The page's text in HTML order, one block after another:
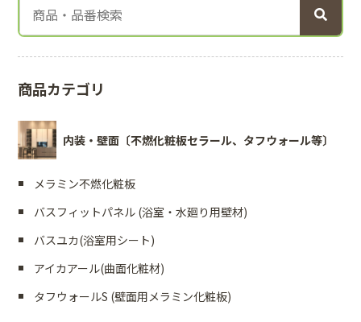
商品カテゴリ
内装・壁面〔不燃化粧板セラール、タフウォール等〕
メラミン不燃化粧板
バスフィットパネル (浴室・水廻り用壁材)
バスユカ(浴室用シート)
アイカアール(曲面化粧材)
タフウォールS (壁面用メラミン化粧板)